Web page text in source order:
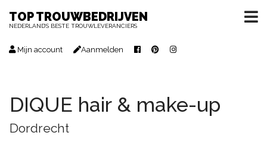
TOP TROUWBEDRIJVEN
NEDERLAND’S BESTE TROUWLEVERANCIERS
Mijn account Aanmelden
DIQUE hair & make-up
Dordrecht